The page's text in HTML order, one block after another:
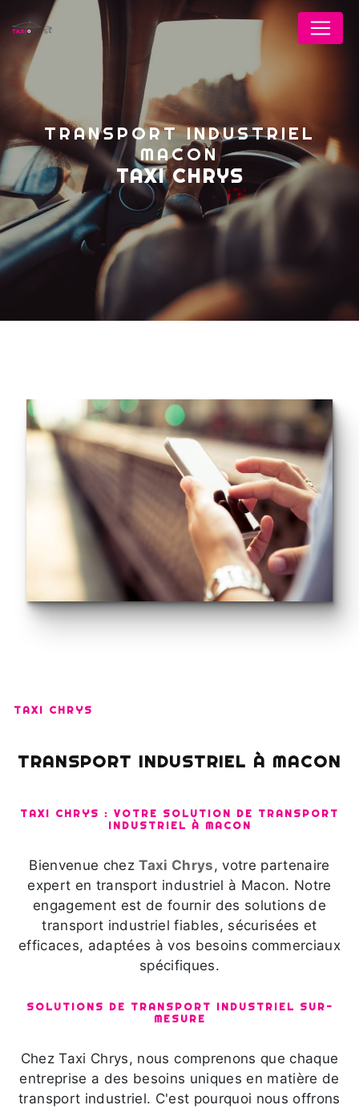
TRANSPORT INDUSTRIEL
MACON
TAXI CHRYS
TAXI CHRYS
TRANSPORT INDUSTRIEL À MACON
TAXI CHRYS : VOTRE SOLUTION DE TRANSPORT
INDUSTRIEL À MACON
Bienvenue chezTaxi Chrys, votre partenaire
expert en transport industriel à Macon. Notre
engagement est de fournir des solutions de
transport industriel fiables, sécurisées et
efficaces, adaptées à vos besoins commerciaux
spécifiques.
SOLUTIONS DE TRANSPORT INDUSTRIEL SUR-
MESURE
Chez Taxi Chrys, nous comprenons que chaque
entreprise a des besoins uniques en matière de
transport industriel. C'est pourquoi nous offrons
Panneau de gestion des cookies